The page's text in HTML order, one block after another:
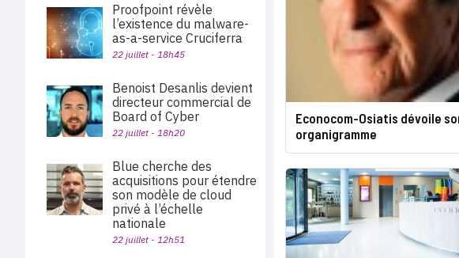
Econocom-Osiatis dévoile
organigramme
Proofpoint révèle
l’existence du malware-
as-a-service Cruciferra
22 juillet - 18h45
Benoist Desanlis devient
directeur commercial de
Board of Cyber
22 juillet - 18h20
Blue cherche des
acquisitions pour étendre
son modèle de cloud
privé à l’échelle
nationale
22 juillet - 12h51